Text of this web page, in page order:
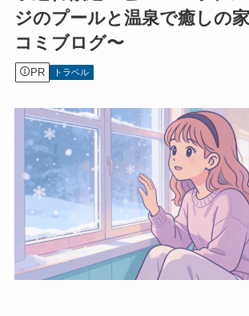
ジのプールと温泉で癒しの
コミブログ〜
PR トラベル